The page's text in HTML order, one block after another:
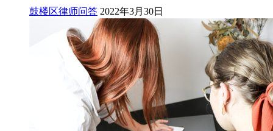
鼓楼区律师问答 2022年3月30日